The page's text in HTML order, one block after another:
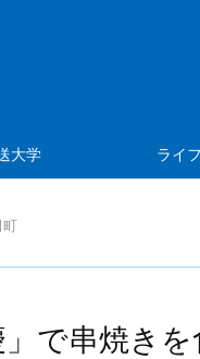
大学 ライ
町
で串焼き